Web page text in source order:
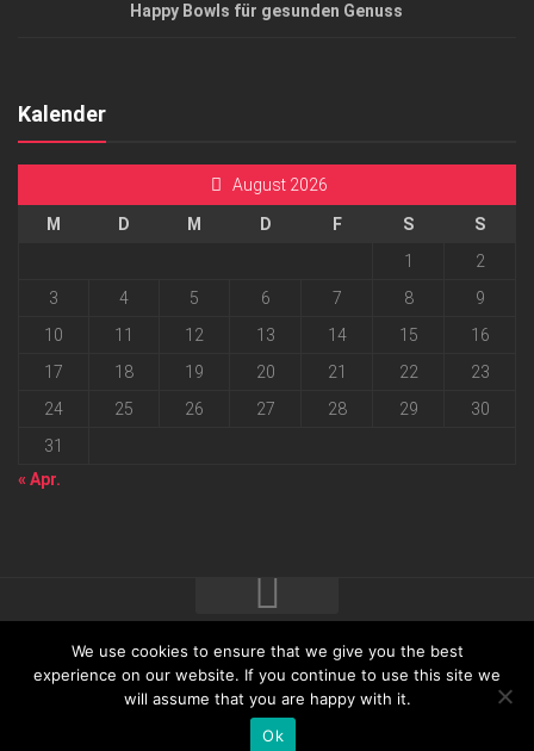
Happy Bowls für gesunden Genuss
Kalender
August 2026
M D M D F S
S
1
2
3
4 5 6 7 8
9
10
11 12 13 14 15
16
17
18 19 20 21 22
23
24
25 26 27 28 29
30
31
« Apr.
2026 progressmedia Verlag & Werbeagentur GmbH • Bautzner
Landstraße 62 • 01324 Dresden
We use cookies to ensure that we give you the best
experience on our website. If you continue to use this site we
will assume that you are happy with it.
Ok